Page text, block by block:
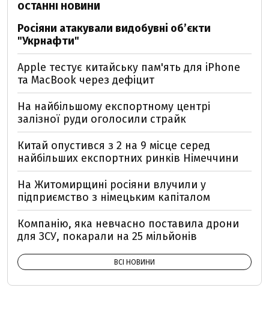
ОСТАННІ НОВИНИ
Росіяни атакували видобувні обʼєкти
"Укрнафти"
Apple тестує китайську пам'ять для iPhone
та MacBook через дефіцит
На найбільшому експортному центрі
залізної руди оголосили страйк
Китай опустився з 2 на 9 місце серед
найбільших експортних ринків Німеччини
На Житомирщині росіяни влучили у
підприємство з німецьким капіталом
Компанію, яка невчасно поставила дрони
для ЗСУ, покарали на 25 мільйонів
ВСІ НОВИНИ